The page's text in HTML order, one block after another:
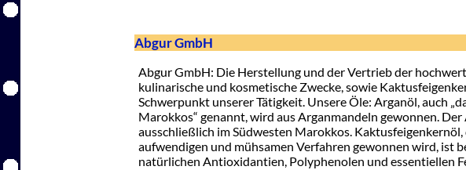
Abgur GmbH
Abgur GmbH: Die Herstellung und der Vertrieb der
kulinarische und kosmetische Zwecke, sowie
Schwerpunkt unserer Tätigkeit. Unsere Öle: Arganöl, auch
Marokkos“ genannt, wird aus Arganmandeln gewonnen.
ausschließlich im Südwesten Marokkos. Kaktusfeigenkernöl,
aufwendigen und mühsamen Verfahren gewonnen wird, ist
natürlichen Antioxidantien, Polyphenolen und essentiellen